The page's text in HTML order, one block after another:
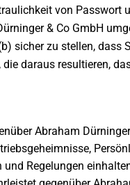
von
& Co GmbH
sicher zu stellen,
daraus resultieren,
Abraham
Regelungen